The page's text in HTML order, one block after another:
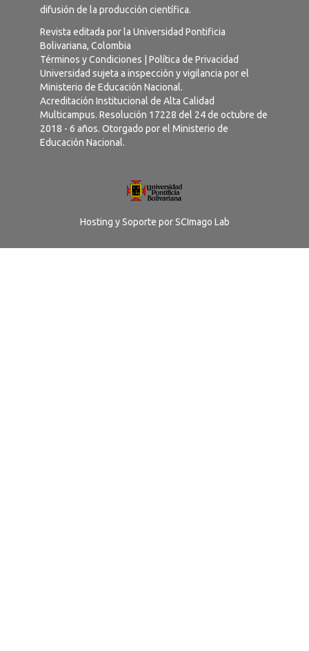
difusión de la producción científica.
Revista editada por la Universidad Pontificia
Bolivariana, Colombia
Términos y Condiciones
Política de Privacidad
Universidad sujeta a inspección y vigilancia por el
Ministerio de Educación Nacional.
Acreditación Institucional de Alta Calidad
Multicampus. Resolución 17228 del 24 de octubre de
2018 - 6 años. Otorgado por el Ministerio de
Educación Nacional.
Hosting y Soporte porSCImago Lab